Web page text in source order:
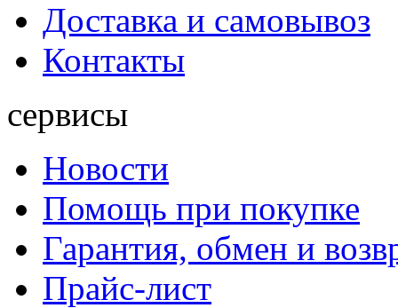
Доставка и самовывоз
Контакты
сервисы
Новости
Помощь при покупке
Гарантия, обмен и
Прайс-лист